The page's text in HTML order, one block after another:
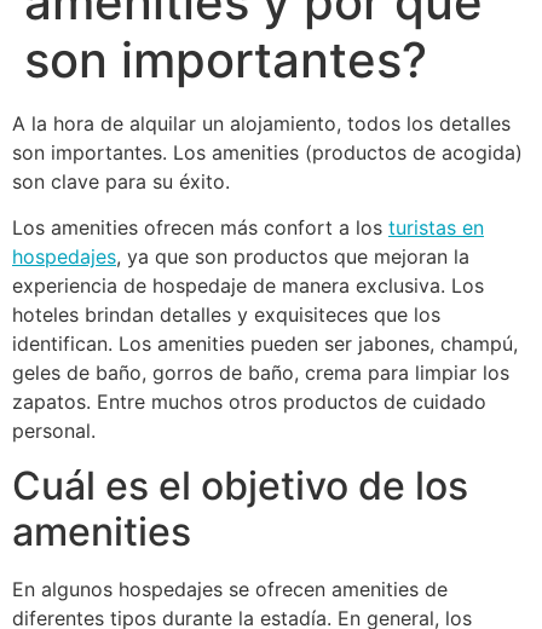
son importantes?
A la hora de alquilar un alojamiento, todos los detalles
son importantes. Los amenities (productos de acogida)
son clave para su éxito.
Los amenities ofrecen más confort a los turistas en
hospedajes, ya que son productos que mejoran la
experiencia de hospedaje de manera exclusiva. Los
hoteles brindan detalles y exquisiteces que los
identifican. Los amenities pueden ser jabones, champú,
geles de baño, gorros de baño, crema para limpiar los
zapatos. Entre muchos otros productos de cuidado
personal.
Cuál es el objetivo de los
amenities
En algunos hospedajes se ofrecen amenities de
diferentes tipos durante la estadía. En general, los